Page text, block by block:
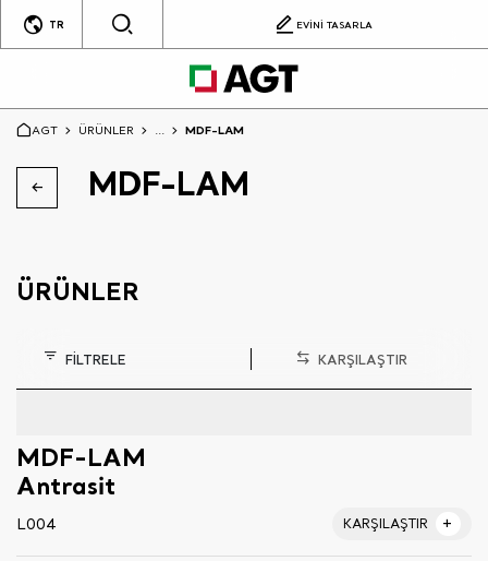
TR EVİNİ TASARLA
AGT ÜRÜNLER ... MDF-LAM
MDF-LAM
ÜRÜNLER
FİLTRELE KARŞILAŞTIR
MDF-LAM
Antrasit
L004 KARŞILAŞTIR